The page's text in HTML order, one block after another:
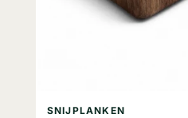
SNIJPLANKEN